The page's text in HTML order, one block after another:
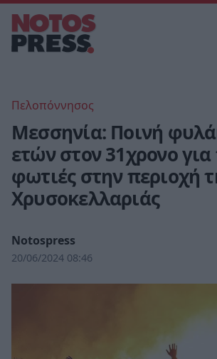
Πελοπόννησος
Μεσσηνία: Ποινή
ετών στον 31χρονο για
φωτιές στην περιοχή
Χρυσοκελλαριάς
Notospress
20/06/2024 08:46